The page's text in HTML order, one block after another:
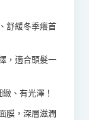
舒緩冬季癢首
，適合頭髮一
、有光澤！
膜，深層滋潤